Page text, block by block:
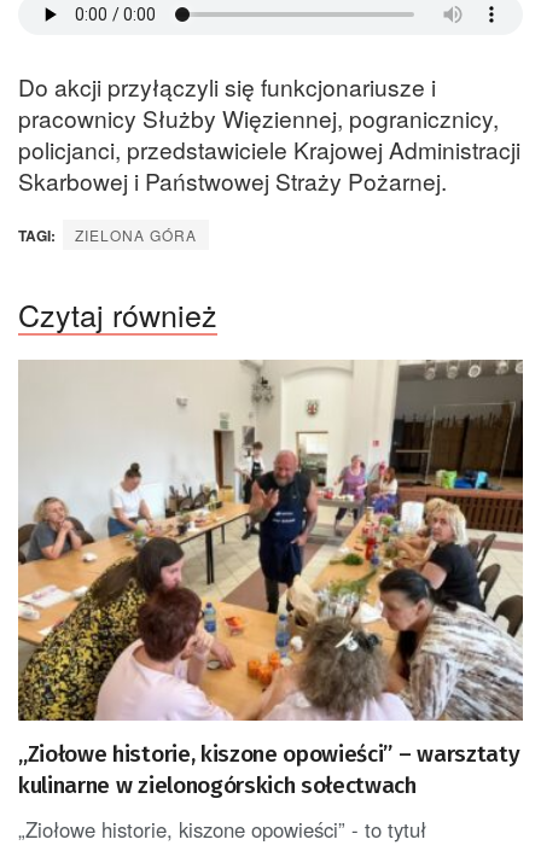
Do akcji przyłączyli się funkcjonariusze i
pracownicy Służby Więziennej, pogranicznicy,
policjanci, przedstawiciele Krajowej Administracji
Skarbowej i Państwowej Straży Pożarnej.
TAGI: ZIELONA GÓRA
Czytaj również
„Ziołowe historie, kiszone opowieści” – warsztaty
kulinarne w zielonogórskich sołectwach
„Ziołowe historie, kiszone opowieści” - to tytuł